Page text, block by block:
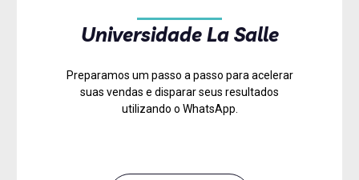
Universidade La Salle
Preparamos um passo a passo para acelerar
suas vendas e disparar seus resultados
utilizando o WhatsApp.